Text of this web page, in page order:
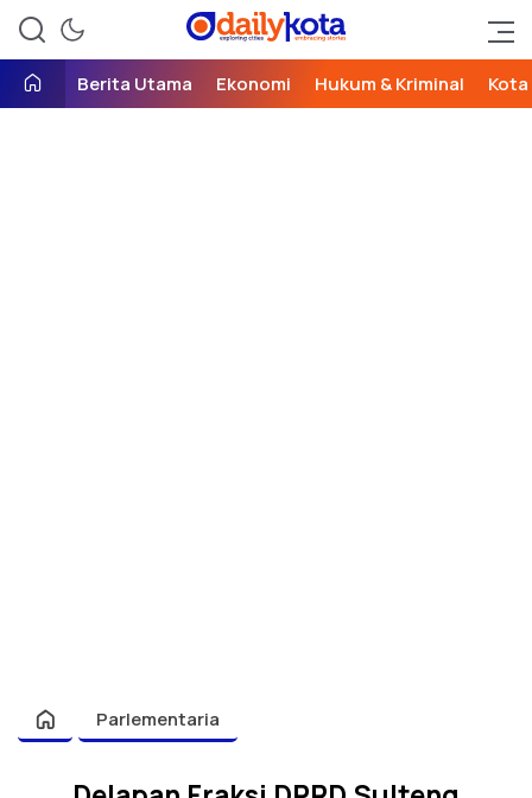
Daily Kota
exploring cities, embracing
Berita Utama Ekonomi Hukum & Kriminal Kota
Parlementaria